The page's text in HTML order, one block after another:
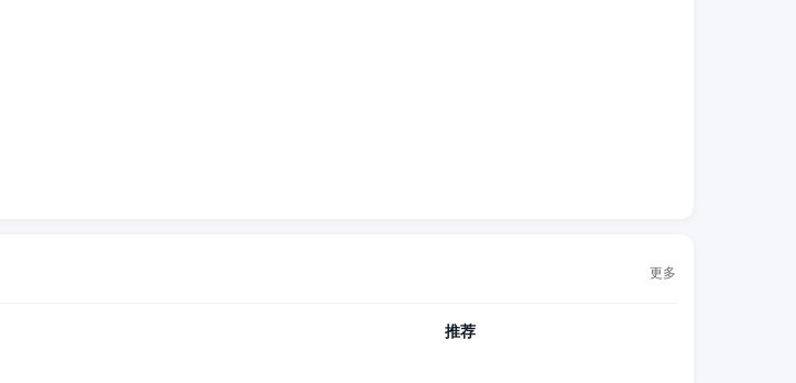
更多
推荐